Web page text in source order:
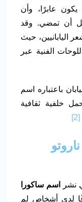
عابرًا، وأن
أن تمضي. وقد
اليابانيين، حيث
الفنية عبر
باعتباره اسم
خلفية ثقافية
نشر
اسم ساكورا
لدى أشخاص لم